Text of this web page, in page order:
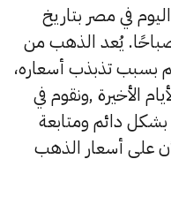
في مصر بتاريخ
6 يونيو الساعة 12:25 صباحًا. يُعد الذهب من
بسبب تذبذب أسعاره،
الأخيرة ,ونقوم في
بشكل دائم ومتابعة
على أسعار الذهب